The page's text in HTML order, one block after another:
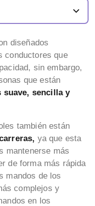
diseñados
conductores que
sin embargo,
que están
suave, sencilla y
también están
ya que esta
mantenerse más
de forma más rápida
mandos de los
complejos y
en los